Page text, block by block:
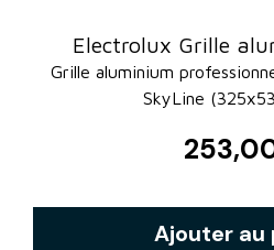
Electrolux Grille
Grille aluminium
SkyLine
Ajouter au